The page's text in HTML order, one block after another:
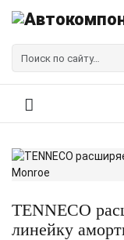
TENNECO
линейку